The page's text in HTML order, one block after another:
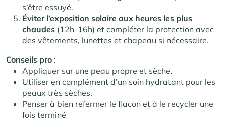
s’être essuyé.
Éviter l’exposition solaire aux heures les plus
chaudes (12h-16h) et compléter la protection avec
des vêtements, lunettes et chapeau si nécessaire.
Conseils pro :
Appliquer sur une peau propre et sèche.
Utiliser en complément d’un soin hydratant pour les
peaux très sèches.
Penser à bien refermer le flacon et à le recycler une
fois terminé